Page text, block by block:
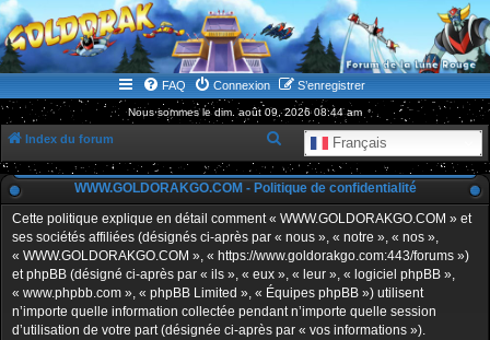
WWW.GOLDORAKGO.COM
le site de la Lune Rouge
FAQ Connexion S’enregistrer
Nous sommes le dim. août 09, 2026 08:44 am
Index du forum Français
e
c
h
e
c
WWW.GOLDORAKGO.COM - Politique de confidentialité
Cette politique explique en détail comment « WWW.GOLDORAKGO.COM » et
ses sociétés affiliées (désignés ci-après par « nous », « notre », « nos »,
« WWW.GOLDORAKGO.COM », « https://www.goldorakgo.com:443/forums »)
et phpBB (désigné ci-après par « ils », « eux », « leur », « logiciel phpBB »,
« www.phpbb.com », « phpBB Limited », « Équipes phpBB ») utilisent
n’importe quelle information collectée pendant n’importe quelle session
d’utilisation de votre part (désignée ci-après par « vos informations »).